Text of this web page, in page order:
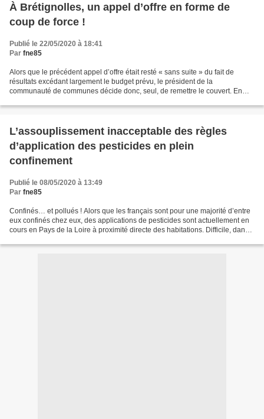
À Brétignolles, un appel d’offre en forme de
coup de force !
Publié le 22/05/2020 à 18:41
Par fne85
Alors que le précédent appel d’offre était resté « sans suite » du fait de
résultats excédant largement le budget prévu, le président de la
communauté de communes décide donc, seul, de remettre le couvert. En
L’assouplissement inacceptable des règles
d’application des pesticides en plein
confinement
Publié le 08/05/2020 à 13:49
Par fne85
Confinés… et pollués ! Alors que les français sont pour une majorité d’entre
eux confinés chez eux, des applications de pesticides sont actuellement en
cours en Pays de la Loire à proximité directe des habitations. Difficile, dans